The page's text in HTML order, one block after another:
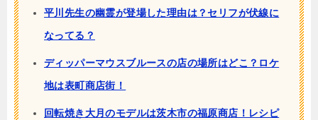
平川先生の幽霊が登場した理由は？セリフが伏線に
なってる？
ディッパーマウスブルースの店の場所はどこ？ロケ
地は表町商店街！
回転焼き大月のモデルは茨木市の福原商店！レシピ